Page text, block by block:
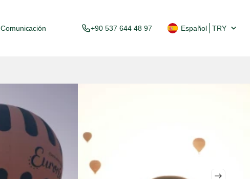
Comunicación +90 537 644 48 97 Español TRY